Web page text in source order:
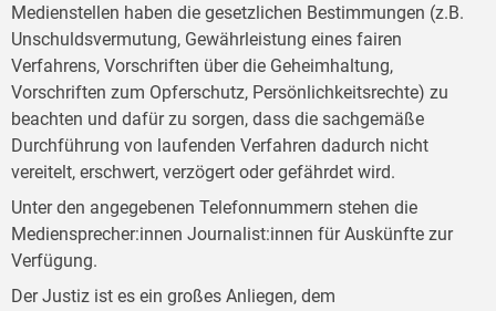
Medienstellen haben die gesetzlichen Bestimmungen (z.B.
Unschuldsvermutung, Gewährleistung eines fairen
Verfahrens, Vorschriften über die Geheimhaltung,
Vorschriften zum Opferschutz, Persönlichkeitsrechte) zu
beachten und dafür zu sorgen, dass die sachgemäße
Durchführung von laufenden Verfahren dadurch nicht
vereitelt, erschwert, verzögert oder gefährdet wird.
Unter den angegebenen Telefonnummern stehen die
Mediensprecher:innen Journalist:innen für Auskünfte zur
Verfügung.
Der Justiz ist es ein großes Anliegen, dem